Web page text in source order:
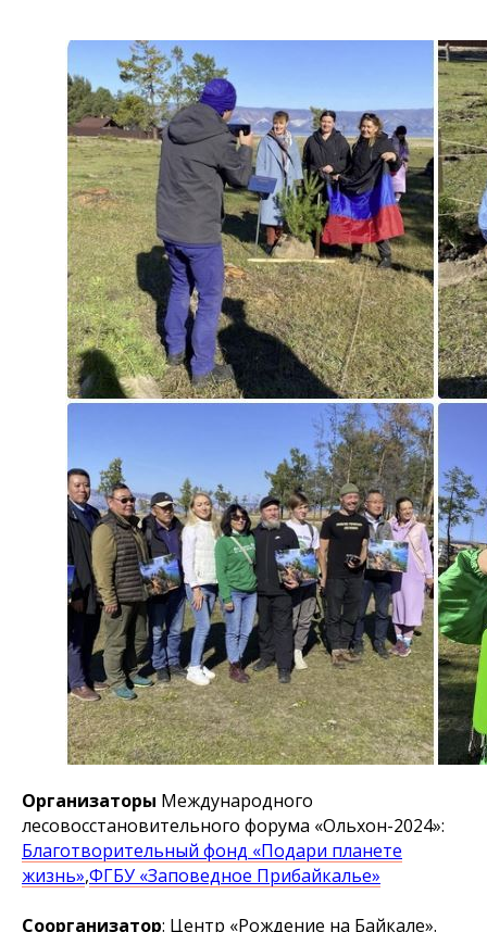
Организаторы Международного
лесовосстановительного форума «Ольхон-2024»:
Благотворительный фонд «Подари планете
жизнь»,ФГБУ «Заповедное Прибайкалье»
Соорганизатор: Центр «Рождение на Байкале».